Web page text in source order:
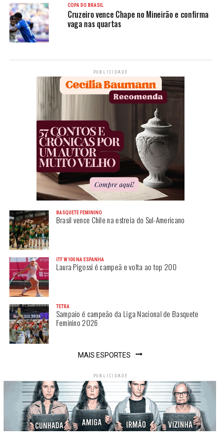
COPA DO BRASIL
Cruzeiro vence Chape no Mineirão e confirma
vaga nas quartas
PUBLICIDADE
BASQUETE FEMININO
Brasil vence Chile na estreia do Sul-Americano
ITF W100 NA ESPANHA
Laura Pigossi é campeã e volta ao top 200
TETRA
Sampaio é campeão da Liga Nacional de Basquete
Feminino 2026
MAIS ESPORTES
PUBLICIDADE